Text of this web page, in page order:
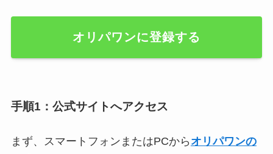
オリパワンに登録する
手順1：公式サイトへアクセス
まず、スマートフォンまたはPCから オリパワンの